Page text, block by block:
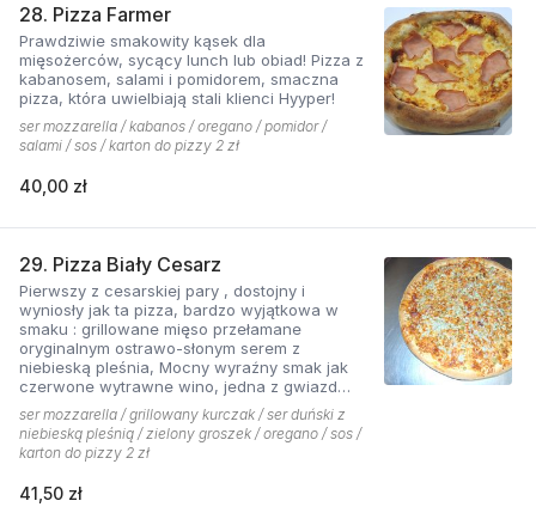
28. Pizza Farmer
Prawdziwie smakowity kąsek dla
mięsożerców, sycący lunch lub obiad! Pizza z
kabanosem, salami i pomidorem, smaczna
pizza, która uwielbiają stali klienci Hyyper!
ser mozzarella / kabanos / oregano / pomidor /
salami / sos / karton do pizzy 2 zł
40,00 zł
29. Pizza Biały Cesarz
Pierwszy z cesarskiej pary , dostojny i
wyniosły jak ta pizza, bardzo wyjątkowa w
smaku : grillowane mięso przełamane
oryginalnym ostrawo-słonym serem z
niebieską pleśnia, Mocny wyraźny smak jak
czerwone wytrawne wino, jedna z gwiazd
kolekcji pizzerii Hyyper.
ser mozzarella / grillowany kurczak / ser duński z
niebieską pleśnią / zielony groszek / oregano / sos /
karton do pizzy 2 zł
41,50 zł